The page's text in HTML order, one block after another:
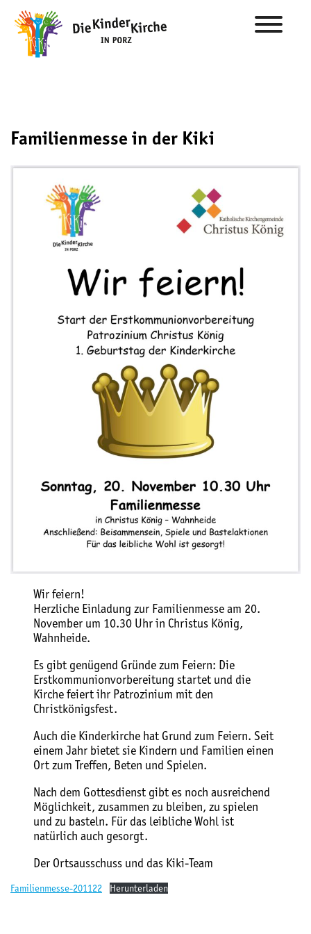
Familienmesse in der Kiki
Wir feiern!
Herzliche Einladung zur Familienmesse am 20.
November um 10.30 Uhr in Christus König,
Wahnheide.
Es gibt genügend Gründe zum Feiern: Die
Erstkommunionvorbereitung startet und die
Kirche feiert ihr Patrozinium mit den
Christkönigsfest.
Auch die Kinderkirche hat Grund zum Feiern. Seit
einem Jahr bietet sie Kindern und Familien einen
Ort zum Treffen, Beten und Spielen.
Nach dem Gottesdienst gibt es noch ausreichend
Möglichkeit, zusammen zu bleiben, zu spielen
und zu basteln. Für das leibliche Wohl ist
natürlich auch gesorgt.
Der Ortsausschuss und das Kiki-Team
Familienmesse-201122 Herunterladen